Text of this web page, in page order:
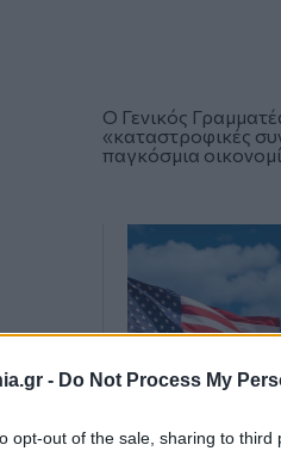
- Do Not Process My
opt-out of the sale, sharing to
Ο Γενικός
«καταστροφικές
παγκόσμια